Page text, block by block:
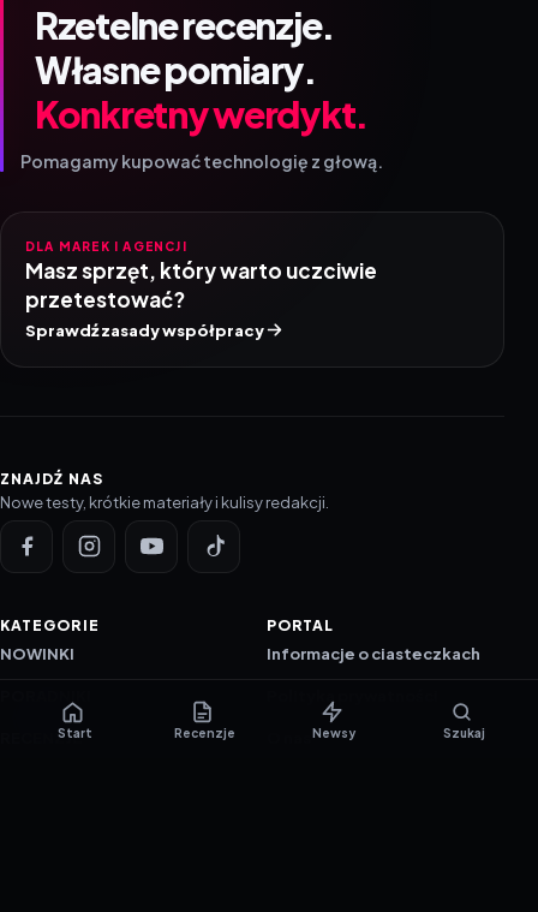
Rzetelne recenzje.
Własne pomiary.
Konkretny werdykt.
Pomagamy kupować technologię z głową.
DLA MAREK I AGENCJI
Masz sprzęt, który warto uczciwie
przetestować?
Sprawdź zasady współpracy
ZNAJDŹ NAS
Nowe testy, krótkie materiały i kulisy redakcji.
KATEGORIE
NOWINKI
RECENZJE
PORTAL
Informacje o ciasteczkach
Start Recenzje Newsy Szukaj